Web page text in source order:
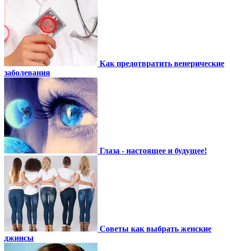
Как предотвратить венерические
заболевания
Глаза - настоящее и будущее!
Советы как выбрать женские
джинсы